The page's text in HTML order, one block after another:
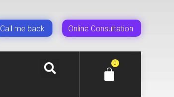
Сall me back Online Сonsultation
0